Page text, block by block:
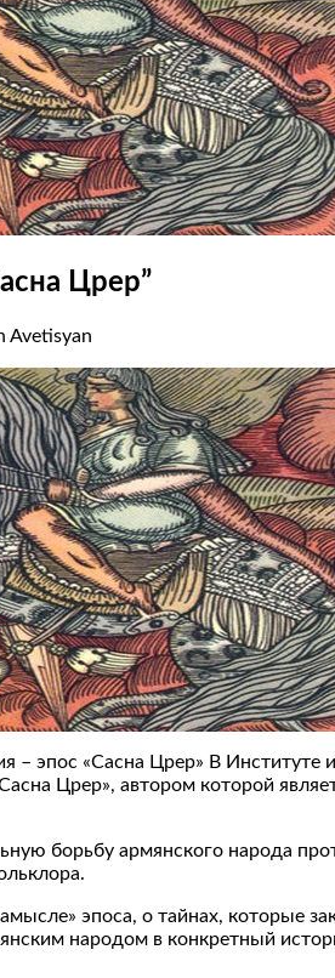
Црер”
Avetisyan
– эпос «Сасна Црер» В
Црер», автором которой
борьбу армянского народа
эпоса, о тайнах,
народом в конкретный